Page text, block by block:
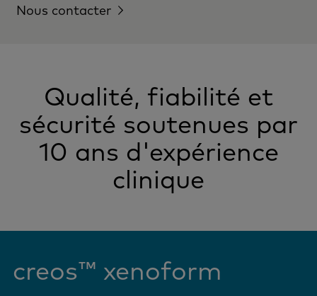
Nous contacter
Qualité, fiabilité et
sécurité soutenues par
10 ans d'expérience
clinique
creos™ xenoform